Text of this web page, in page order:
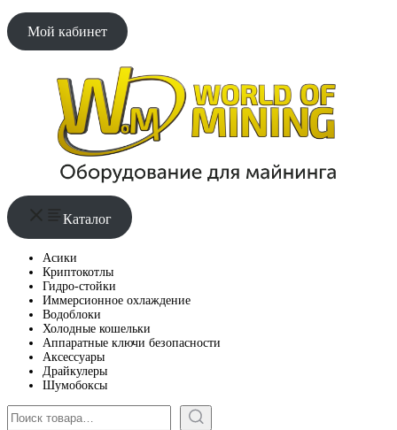
Мой кабинет
Каталог
Асики
Криптокотлы
Гидро-стойки
Иммерсионное охлаждение
Водоблоки
Холодные кошельки
Аппаратные ключи безопасности
Аксессуары
Драйкулеры
Шумобоксы
Поиск